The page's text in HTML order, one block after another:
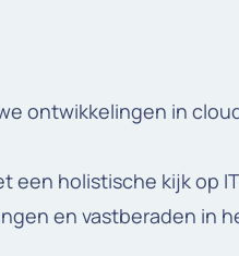
ontwikkelingen in
een holistische kijk op
en vastberaden in